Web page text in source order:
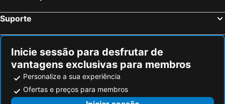
Suporte
Inicie sessão para desfrutar de
vantagens exclusivas para membros
Personalize a sua experiência
Ofertas e preços para membros